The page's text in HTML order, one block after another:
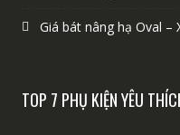
Giá bát nâng hạ Oval –
TOP 7 PHỤ KIỆN YÊU